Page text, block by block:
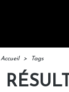
Accueil > Tags